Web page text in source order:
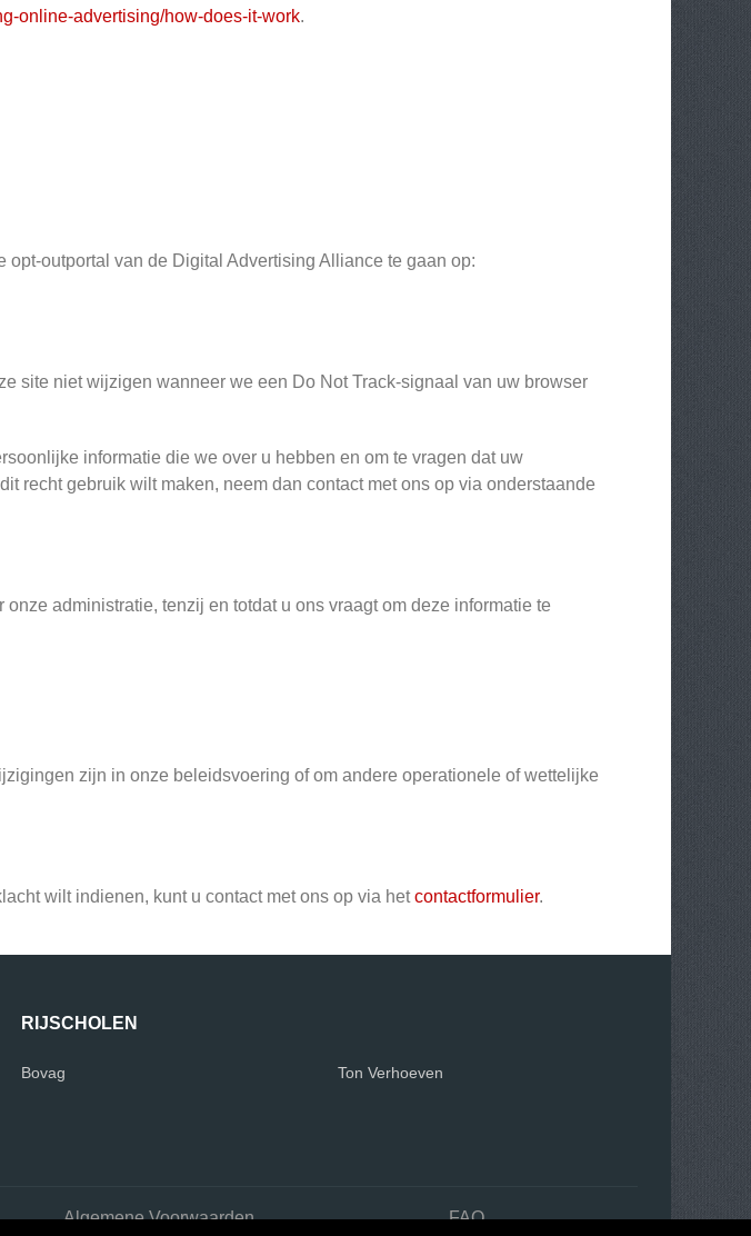
online-advertising/how-does-it-work.
outportal van de Digital Advertising Alliance te gaan op:
site niet wijzigen wanneer we een Do Not Track-signaal van uw browser
informatie die we over u hebben en om te vragen dat uw
recht gebruik wilt maken, neem dan contact met ons op via onderstaande
administratie, tenzij en totdat u ons vraagt om deze informatie te
zijn in onze beleidsvoering of om andere operationele of wettelijke
wilt indienen, kunt u contact met ons op via hetcontactformulier.
RIJSCHOLEN
Bovag Ton Verhoeven
Algemene Voorwaarden FAQ